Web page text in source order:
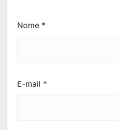
Nome *
E-mail *